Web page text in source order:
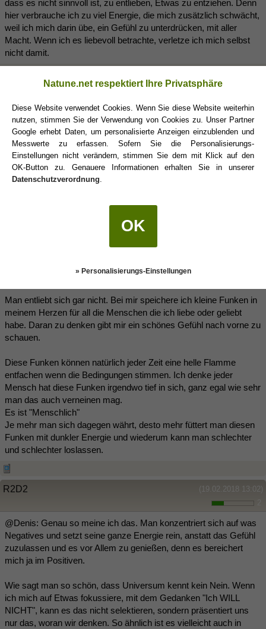
dass es nicht sinnvoll ist, zu entlieben, Etwas zu entziehen. Denn
hier verbrauche ich zu viel Energie, die mich zusätzlich schwächt,
weil ich mich darin übe, ein Gefühl zu unterdrücken, mit aller
Macht. Wenn ich es liebevoll betrachte, verletze ich mich selbst
nicht damit.
(19.02.2018 12:36)
R2D2 schrieb:
aber ich denke, dass man einfach reif war, dieses Gefühl zu
erfahren, und der Partner ist einfach eine Ebene tiefer
eingedrungen. Wir häuten uns ja in unserem Leben, entwickeln
uns weiter und es werden Ebenen angesprochen, die wir bis
Das habe ich auch so ähnlich erlebt bei mir.
Man entliebt sich gar nicht. Bei mir speichere ich kleine Funken in
meinem Herzen für all die Menschen die ich liebe oder geliebt
habe. Daran zu denken gibt mir ein schönes Gefühl nach vorne zu
schauen.
Diese Funken können natürlich jeder Zeit eine helle Flamme
entfachen wenn die Bedingungen stimmen. Ich denke jeder
Mensch hat diese Funken irgendwo tief in sich, ganz egal wie sehr
man das auch verneinen mag.
Es ist "Menschlich"
Je mehr man sich dagegen währt, desto mehr füttert man diesen
Funken mit dunkler Energie und wiederum kann man schlechter
und schlechter loslassen.
(19.02.2018 13:02)
R2D2
@Denis: Genau so meine ich das. Man konzentriert sich auf was
Negatives und setzt seine ganze Energie rein, anstatt das Gefühl
zuzulassen und es vor Allem zu genießen, denn es bereichert
mich ja im Positiven.
Wie sagt man so schön, dass Universum kennt kein Nein. Wenn
ich mich auf Etwas fokussiere, mit dem Gedanken "Ich WILL
NICHT", kann es das nicht selektieren, sondern präsentiert uns
nur das, woran wir denken. So ähnlich ist es vielleicht auch in
Natune.net respektiert Ihre Privatsphäre
Diese Website verwendet Cookies. Wenn Sie diese Website weiterhin
nutzen, stimmen Sie der Verwendung von Cookies zu. Unser Partner
Google erhebt Daten, um personalisierte Anzeigen einzublenden und
Messwerte zu erfassen. Sofern Sie die Personalisierungs-
Einstellungen nicht verändern, stimmen Sie dem mit Klick auf den
OK-Button zu. Genauere Informationen erhalten Sie in unserer
Datenschutzverordnung
OK
» Personalisierungs-Einstellungen